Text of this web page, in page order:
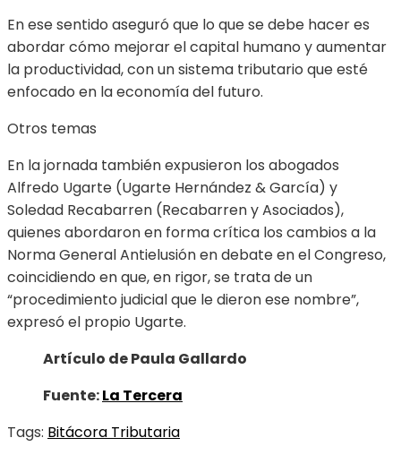
En ese sentido aseguró que lo que se debe hacer es
abordar cómo mejorar el capital humano y aumentar
la productividad, con un sistema tributario que esté
enfocado en la economía del futuro.
Otros temas
En la jornada también expusieron los abogados
Alfredo Ugarte (Ugarte Hernández & García) y
Soledad Recabarren (Recabarren y Asociados),
quienes abordaron en forma crítica los cambios a la
Norma General Antielusión en debate en el Congreso,
coincidiendo en que, en rigor, se trata de un
“procedimiento judicial que le dieron ese nombre”,
expresó el propio Ugarte.
Artículo de Paula Gallardo
Fuente:La Tercera
Tags: Bitácora Tributaria